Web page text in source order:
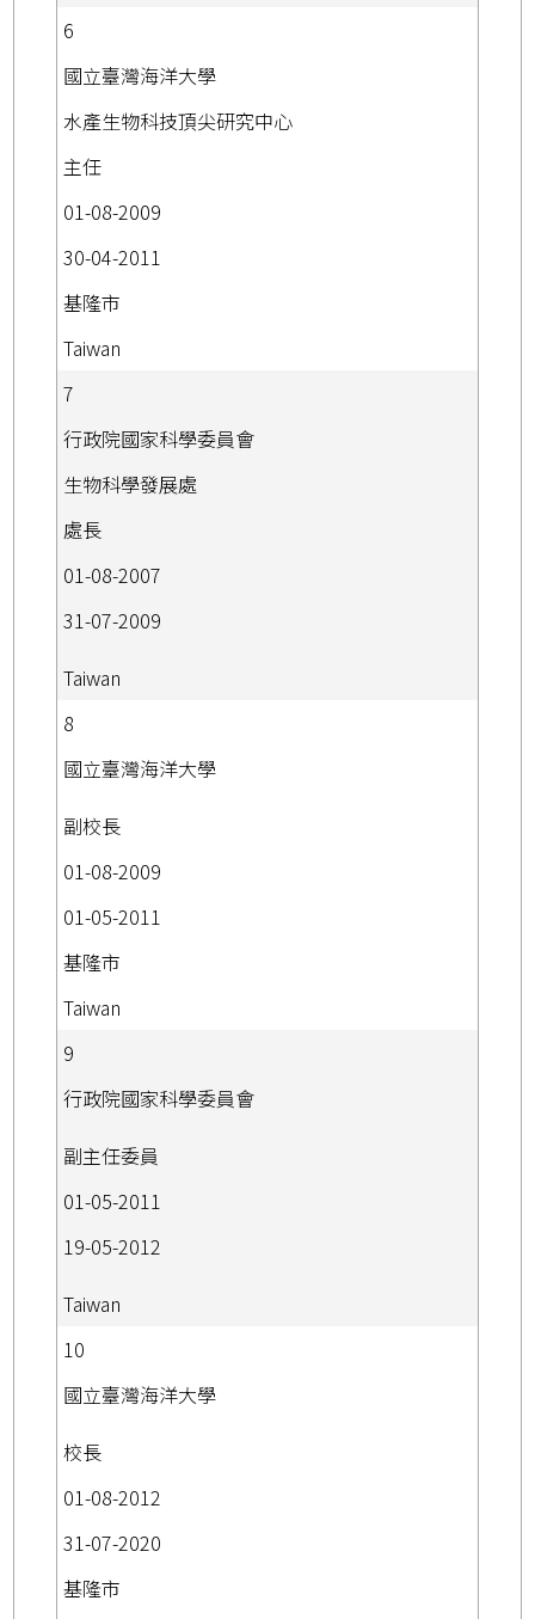
6
國立臺灣海洋大學
水產生物科技頂尖研究中心
主任
01-08-2009
30-04-2011
基隆市
Taiwan
7
行政院國家科學委員會
生物科學發展處
處長
01-08-2007
31-07-2009
Taiwan
8
國立臺灣海洋大學
副校長
01-08-2009
01-05-2011
基隆市
Taiwan
9
行政院國家科學委員會
副主任委員
01-05-2011
19-05-2012
Taiwan
10
國立臺灣海洋大學
校長
01-08-2012
31-07-2020
基隆市